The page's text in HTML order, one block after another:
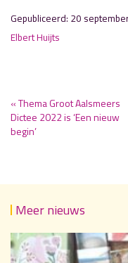
Gepubliceerd: 20
Elbert Huijts
« Thema Groot Aalsmeers
Dictee 2022 is ‘Een nieuw
begin’
Meer nieuws